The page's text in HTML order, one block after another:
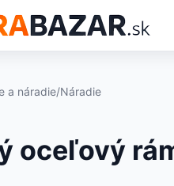
a náradie/Náradie
oceľový